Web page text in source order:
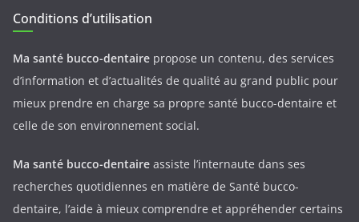
Conditions d’utilisation
Ma santé bucco-dentaire propose un contenu, des services
d’information et d’actualités de qualité au grand public pour
mieux prendre en charge sa propre santé bucco-dentaire et
celle de son environnement social.
Ma santé bucco-dentaire assiste l’internaute dans ses
recherches quotidiennes en matière de Santé bucco-
dentaire, l’aide à mieux comprendre et appréhender certains